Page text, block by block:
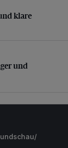
klare Ansage
klare
und Blender
und